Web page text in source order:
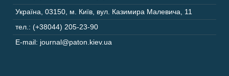
Україна 03150 м. Київ, вул. Казимира Малевича, 11
тел.: (+38044) 205-23-90
E-mail: journal@paton.kiev.ua